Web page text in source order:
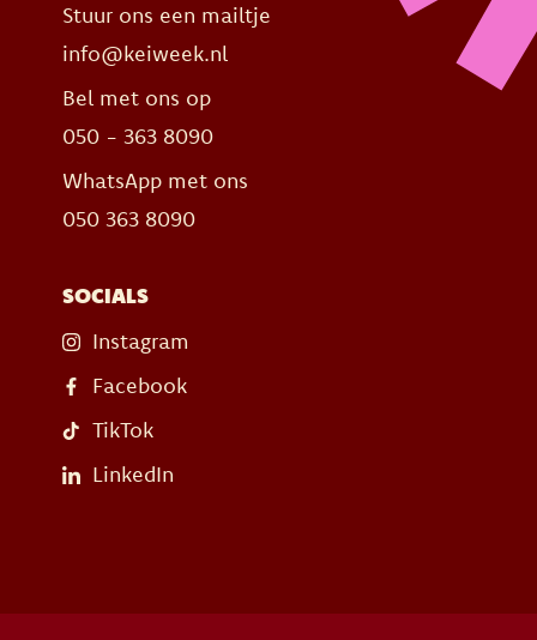
Stuur ons een mailtje
info@keiweek.nl
Bel met ons op
050 - 363 8090
WhatsApp met ons
050 363 8090
SOCIALS
Instagram
Facebook
TikTok
LinkedIn